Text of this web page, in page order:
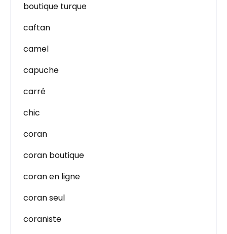
boutique turque
caftan
camel
capuche
carré
chic
coran
coran boutique
coran en ligne
coran seul
coraniste